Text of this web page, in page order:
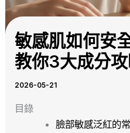
敏感肌如何安
教你3大成分
2026-05-21
目錄
臉部敏感泛紅的